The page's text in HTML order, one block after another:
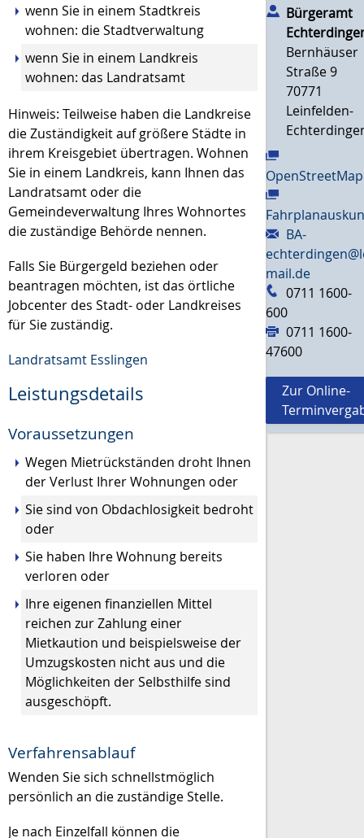
wenn Sie in einem Stadtkreis
wohnen: die Stadtverwaltung
wenn Sie in einem Landkreis
wohnen: das Landratsamt
Hinweis: Teilweise haben die Landkreise
die Zuständigkeit auf größere Städte in
ihrem Kreisgebiet übertragen. Wohnen
Sie in einem Landkreis, kann Ihnen das
Landratsamt oder die
Gemeindeverwaltung Ihres Wohnortes
die zuständige Behörde nennen.
Falls Sie Bürgergeld beziehen oder
beantragen möchten, ist das örtliche
Jobcenter des Stadt- oder Landkreises
für Sie zuständig.
Landratsamt Esslingen
Leistungsdetails
Voraussetzungen
Wegen Mietrückständen droht Ihnen
der Verlust Ihrer Wohnungen oder
Sie sind von Obdachlosigkeit bedroht
oder
Sie haben Ihre Wohnung bereits
verloren oder
Ihre eigenen finanziellen Mittel
reichen zur Zahlung einer
Mietkaution und beispielsweise der
Umzugskosten nicht aus und die
Möglichkeiten der Selbsthilfe sind
ausgeschöpft.
Verfahrensablauf
Wenden Sie sich schnellstmöglich
persönlich an die zuständige Stelle.
Je nach Einzelfall können die
Bürgeramt
Bernhäuser
Straße 9
70771
Leinfelden-
OpenStreetMap
BA-
mail.de
0711 1600-
600
0711 1600-
47600
Zur Online-